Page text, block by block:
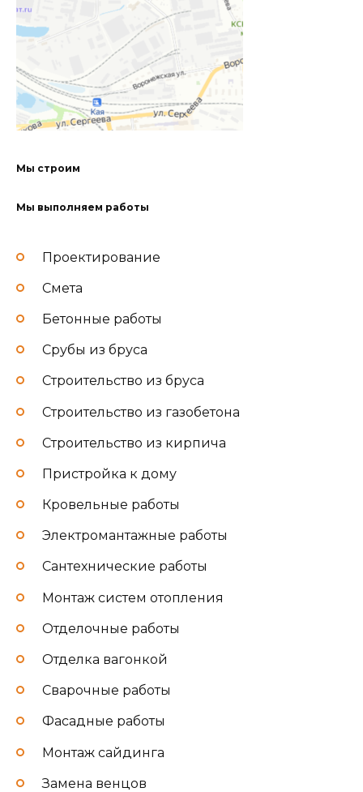
Мы строим
Мы выполняем работы
Проектирование
Смета
Бетонные работы
Срубы из бруса
Строительство из бруса
Строительство из газобетона
Строительство из кирпича
Пристройка к дому
Кровельные работы
Электромантажные работы
Сантехнические работы
Монтаж систем отопления
Отделочные работы
Отделка вагонкой
Сварочные работы
Фасадные работы
Монтаж сайдинга
Замена венцов